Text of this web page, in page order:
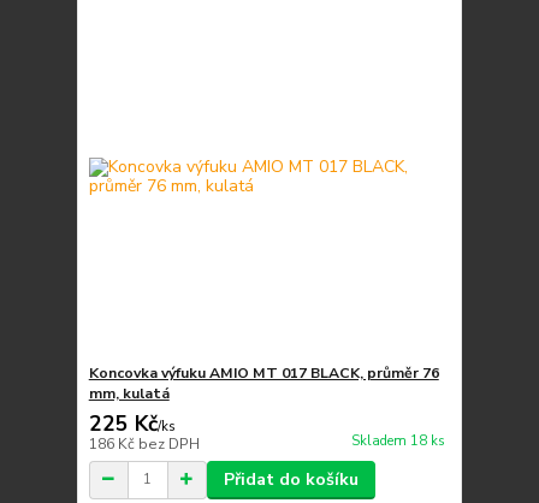
Koncovka výfuku AMIO MT 017 BLACK, průměr 76
mm, kulatá
225 Kč/ks
186 Kč bez DPH Skladem 18 ks
Přidat do košíku